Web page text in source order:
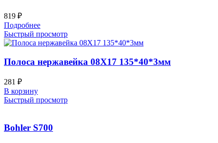
819 ₽
Подробнее
Быстрый просмотр
Полоса нержавейка 08Х17 135*40*3мм
281 ₽
В корзину
Быстрый просмотр
Bohler S700